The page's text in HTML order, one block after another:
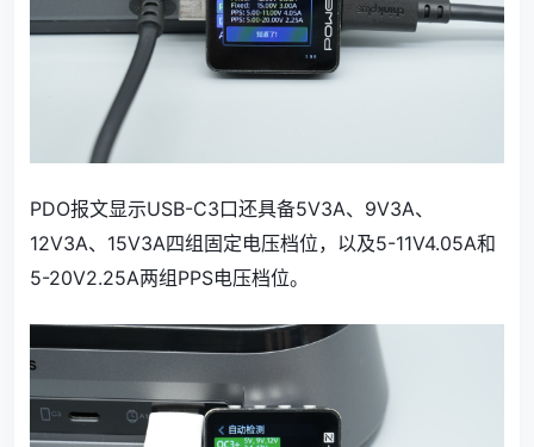
PDO报文显示USB-C3口还具备5V3A、9V3A、
12V3A、15V3A四组固定电压档位，以及5-11V4.05A和
5-20V2.25A两组PPS电压档位。